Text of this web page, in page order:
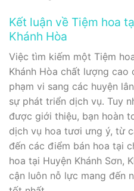
Kết luận về Tiệm hoa
Khánh Hòa
Việc tìm kiếm một Tiệm
Khánh Hòa chất lượng
phạm vi sang các huyện
sự phát triển dịch vụ. Tuy
được giới thiệu, bạn hoàn
dịch vụ hoa tươi ưng ý, từ
đến các điểm bán hoa tại
hoa tại Huyện Khánh Sơn,
cận luôn nỗ lực mang đến